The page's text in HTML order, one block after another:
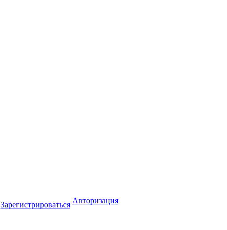
Зарегистрироваться Авторизация